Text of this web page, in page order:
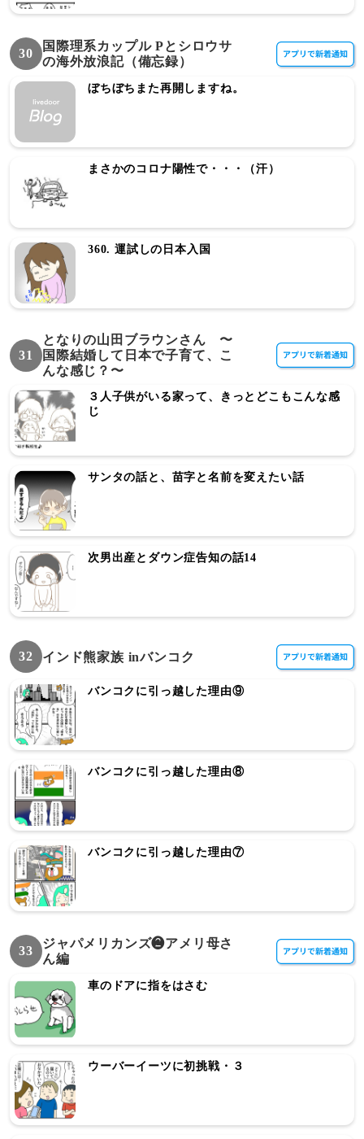
30
国際理系カップル Pとシロウサ
の海外放浪記（備忘録）
ぼちぼちまた再開しますね。
まさかのコロナ陽性で・・・（汗）
360. 運試しの日本入国
31
となりの山田ブラウンさん 〜
国際結婚して日本で子育て、こ
んな感じ？〜
３人子供がいる家って、きっとどこもこんな感
じ
サンタの話と、苗字と名前を変えたい話
次男出産とダウン症告知の話14
32 インド熊家族 inバンコク
バンコクに引っ越した理由⑨
バンコクに引っ越した理由⑧
バンコクに引っ越した理由⑦
33
ジャパメリカンズ❷アメリ母さ
ん編
車のドアに指をはさむ
ウーバーイーツに初挑戦・３